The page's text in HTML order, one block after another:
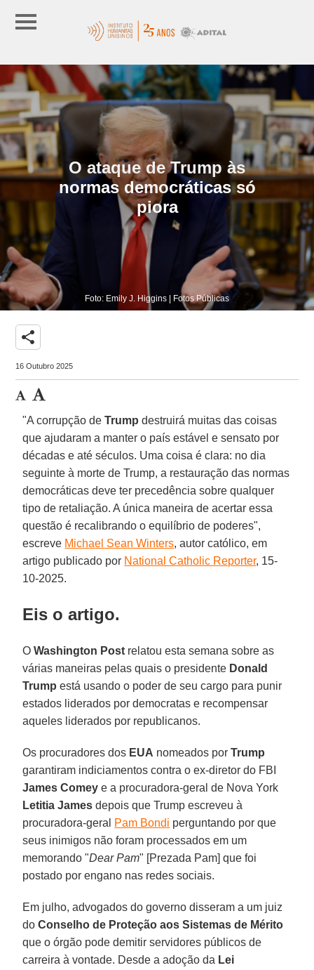
O ataque de Trump às
normas democráticas só
piora
Foto: Emily J. Higgins | Fotos Públicas
share
16 Outubro 2025
"A corrupção deTrump destruirá muitas das coisas
que ajudaram a manter o país estável e sensato por
décadas e até séculos. Uma coisa é clara: no dia
seguinte à morte de Trump, a restauração das normas
democráticas deve ter precedência sobre qualquer
tipo de retaliação. A única maneira de acertar essa
questão é recalibrando o equilíbrio de poderes",
escreve Michael Sean Winters, autor católico, em
artigo publicado por National Catholic Reporter, 15-
10-2025.
Eis o artigo.
OWashington Post relatou esta semana sobre as
várias maneiras pelas quais o presidente Donald
Trump está usando o poder de seu cargo para punir
estados liderados por democratas e recompensar
aqueles liderados por republicanos.
Os procuradores dos EUA nomeados porTrump
garantiram indiciamentos contra o ex-diretor do FBI
James Comey e a procuradora-geral de Nova York
Letitia James depois que Trump escreveu à
procuradora-geral Pam Bondi perguntando por que
seus inimigos não foram processados ​​em um
memorando "Dear Pam" [Prezada Pam] que foi
postado por engano nas redes sociais.
Em julho, advogados do governo disseram a um juiz
doConselho de Proteção aos Sistemas de Mérito
que o órgão pode demitir servidores públicos de
carreira à vontade. Desde a adoção da Lei